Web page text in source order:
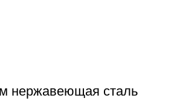
нержавеющая сталь